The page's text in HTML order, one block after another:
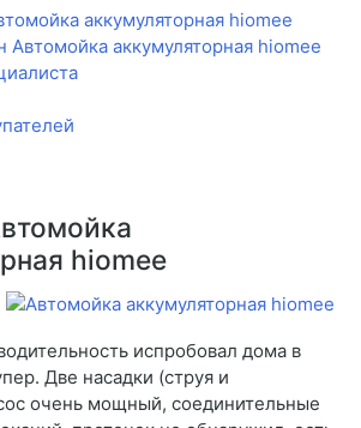
аккумуляторная hiomee
Автомойка аккумуляторная hiomee
hiomee
испробовал дома в
Две насадки (струя и
очень мощный, соединительные